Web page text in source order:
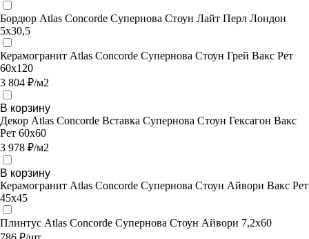
Бордюр Atlas Concorde Супернова Стоун Лайт Перл Лондон
5х30,5
Керамогранит Atlas Concorde Супернова Стоун Грей Вакс Рет
60х120
3 804 ₽/м2
В корзину
Декор Atlas Concorde Вставка Супернова Стоун Гексагон Вакс
Рет 60х60
3 978 ₽/м2
В корзину
Керамогранит Atlas Concorde Супернова Стоун Айвори Вакс Рет
45х45
Плинтус Atlas Concorde Супернова Стоун Айвори 7,2х60